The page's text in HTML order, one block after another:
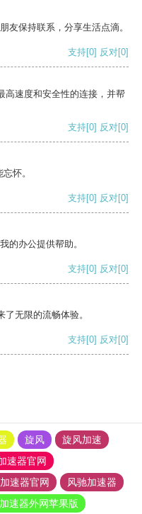
友保持联系，分享生活点滴。
支持[0] 反对[0]
高速度和安全性的连接，并帮
支持[0] 反对[0]
怀。
支持[0] 反对[0]
的办公提供帮助。
支持[0] 反对[0]
无限的流畅体验。
支持[0] 反对[0]
旋风
旋风加速
速器官网
速器官网
风驰加速器
速器外网苹果版